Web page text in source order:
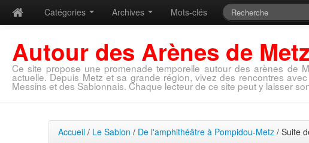
Catégories Archives Mots-clés
Autour des Arènes de
Ce site propose une promenade temporelle autour des arènes de
actuelle. Depuis Metz et sa grande région, vivez des rencontres
Messins et des Sablonnais. Chaque lecteur de ce site peut y laisser
Accueil/ Le Sablon / De l'amphithéâtre à Pompidou-Metz/ Suite